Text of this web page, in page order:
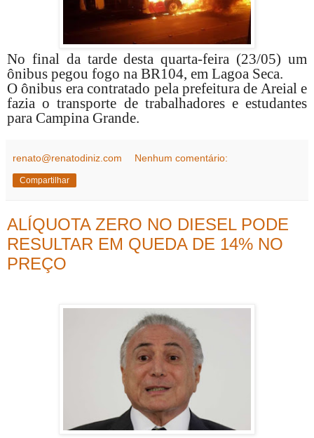
No final da tarde desta quarta-feira (23/05) um
ônibus pegou fogo na BR104, em Lagoa Seca.
O ônibus era contratado pela prefeitura de Areial e
fazia o transporte de trabalhadores e estudantes
para Campina Grande.
renato@renatodiniz.com Nenhum comentário:
Compartilhar
ALÍQUOTA ZERO NO DIESEL PODE
RESULTAR EM QUEDA DE 14% NO
PREÇO